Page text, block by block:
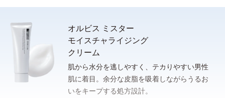
さっと泡立てられるもっちり濃密泡。忙しい朝のスキンケア時間
洗顔後、清潔な手のひらに適量（ポンプ２プッシュまたは、100
オルビス ミスター
モイスチャライジング
クリーム
肌から水分を逃しやすく、テカりやすい男性
肌に着目。余分な皮脂を吸着しながらうるお
いをキープする処方設計。